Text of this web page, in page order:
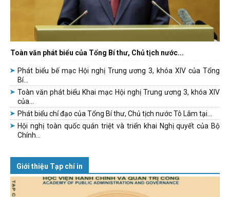
Toàn văn phát biểu của Tổng Bí thư, Chủ tịch nước...
Phát biểu bế mạc Hội nghị Trung ương 3, khóa XIV của Tổng
Bí...
Toàn văn phát biểu Khai mạc Hội nghị Trung ương 3, khóa XIV
của...
Phát biểu chỉ đạo của Tổng Bí thư, Chủ tịch nước Tô Lâm tại...
Hội nghị toàn quốc quán triệt và triển khai Nghị quyết của Bộ
Chính...
Giới thiệu Tạp chí in